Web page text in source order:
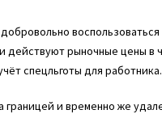
действуют рыночные цены в
спецльготы для работника.
и временно же